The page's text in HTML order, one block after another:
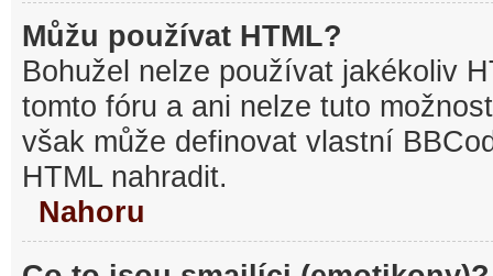
Můžu používat HTML?
Bohužel nelze používat jakékoliv
tomto fóru a ani nelze tuto
však může definovat vlastní
HTML nahradit.
Nahoru